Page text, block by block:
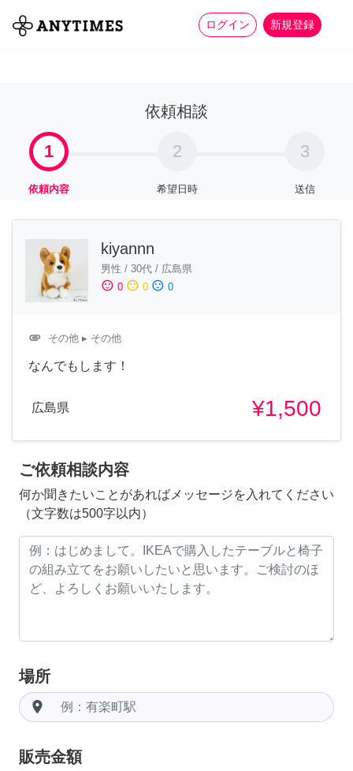
ログイン 新規登録
全て 家事 more_horiz
依頼相談
1
依頼内容
2
希望日時
3
送信
kiyannn
男性 / 30代 / 広島県
sentiment_satisfied 0 sentiment_neutral 0 sentiment_dissatisfied 0
attachment その他 ▸ その他
なんでもします！
広島県 ¥1,500
ご依頼相談内容
何か聞きたいことがあればメッセージを入れてください
（文字数は500字以内）
場所
room
販売金額